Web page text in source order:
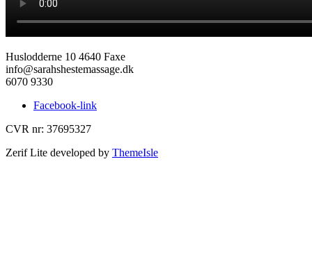
Huslodderne 10 4640 Faxe
info@sarahshestemassage.dk
6070 9330
Facebook-link
CVR nr: 37695327
Zerif Lite developed by ThemeIsle